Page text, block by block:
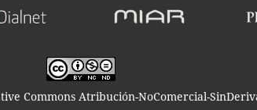
Commons Atribución-NoComercial-